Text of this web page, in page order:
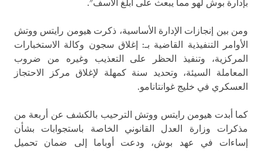
بإدارة بوش لهو مما يبعث على أبلغ الأسف".
ومن بين إنجازات الإدارة الأساسية، ذكرت هيومن رايتس ووتش
الأوامر التنفيذية القاضية بـ: إغلاق سجون وكالة الاستخبارات
المركزية، وتنفيذ الحظر على التعذيب وغيره من ضروب
المعاملة السيئة، وتحديد سنة كمهلة لإغلاق مركز الاحتجاز
العسكري في خليج غوانتانامو.
كما أبدت هيومن رايتس ووتش الترحيب بالكشف عن أربعة من
مذكرات وزارة العدل القانوني الخاصة باستجوابات بشأن
إساءات في عهد بوش، ودعت أوباما إلى ضمان تحميل